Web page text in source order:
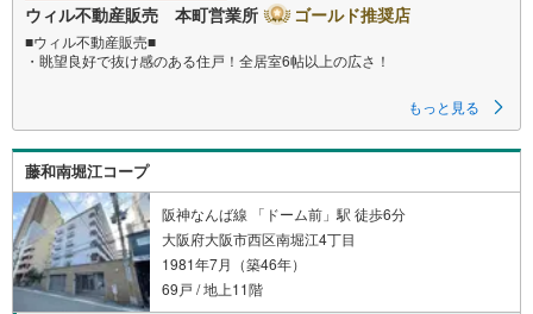
ウィル不動産販売 本町営業所 ゴールド推奨店
■ウィル不動産販売■
・眺望良好で抜け感のある住戸！全居室6帖以上の広さ！
■川沿いはお散歩にピッタリのコース！
■フラット地勢！
■複数沿線利用可能！
■『関西スーパー』徒歩3分で毎日のお買い物もラクラク便利！
■小学校徒歩3分・中学校徒歩7分で通学しやすい立地！
もっと見る
藤和南堀江コープ
阪神なんば線 「ドーム前」駅 徒歩6分
大阪府大阪市西区南堀江4丁目
1981年7月（築46年）
69戸 / 地上11階